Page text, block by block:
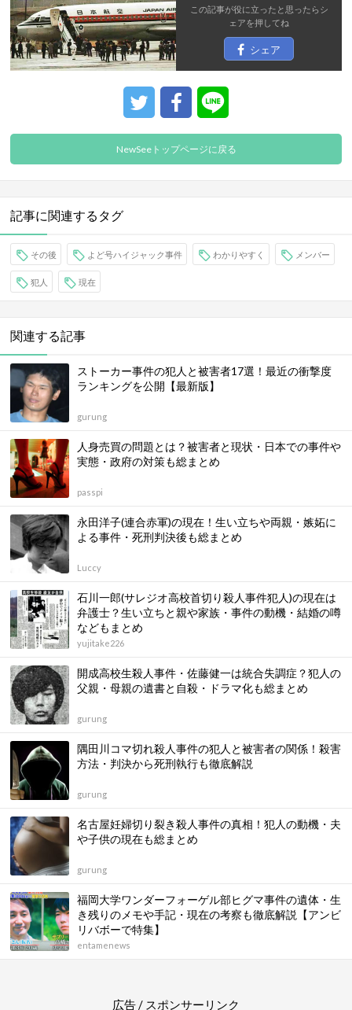
この記事が役に立ったと思ったらシ
ェアを押してね
シェア
NewSeeトップページに戻る
記事に関連するタグ
その後 よど号ハイジャック事件 わかりやすく メンバー
犯人 現在
関連する記事
ストーカー事件の犯人と被害者17選！最近の衝撃度
ランキングを公開【最新版】
gurung
人身売買の問題とは？被害者と現状・日本での事件や
実態・政府の対策も総まとめ
passpi
永田洋子(連合赤軍)の現在！生い立ちや両親・嫉妬に
よる事件・死刑判決後も総まとめ
Luccy
石川一郎(サレジオ高校首切り殺人事件犯人)の現在は
弁護士？生い立ちと親や家族・事件の動機・結婚の噂
などもまとめ
yujitake226
開成高校生殺人事件・佐藤健一は統合失調症？犯人の
父親・母親の遺書と自殺・ドラマ化も総まとめ
gurung
隅田川コマ切れ殺人事件の犯人と被害者の関係！殺害
方法・判決から死刑執行も徹底解説
gurung
名古屋妊婦切り裂き殺人事件の真相！犯人の動機・夫
や子供の現在も総まとめ
gurung
福岡大学ワンダーフォーゲル部ヒグマ事件の遺体・生
き残りのメモや手記・現在の考察も徹底解説【アンビ
リバボーで特集】
entamenews
広告 / スポンサーリンク